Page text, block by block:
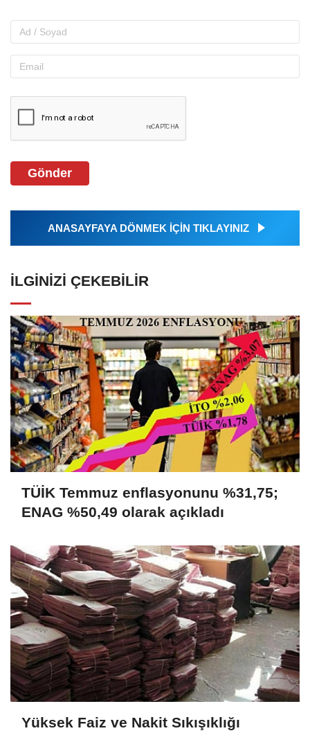
Gönder
ANASAYFAYA DÖNMEK İÇİN TIKLAYINIZ
İLGINIZI ÇEKEBILIR
TÜİK Temmuz enflasyonunu %31,75;
ENAG %50,49 olarak açıkladı
Yüksek Faiz ve Nakit Sıkışıklığı